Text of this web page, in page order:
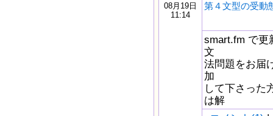
08月19日
11:14
第４文型の受動
smart.fm で更
文
法問題をお届
加
して下さった
は解